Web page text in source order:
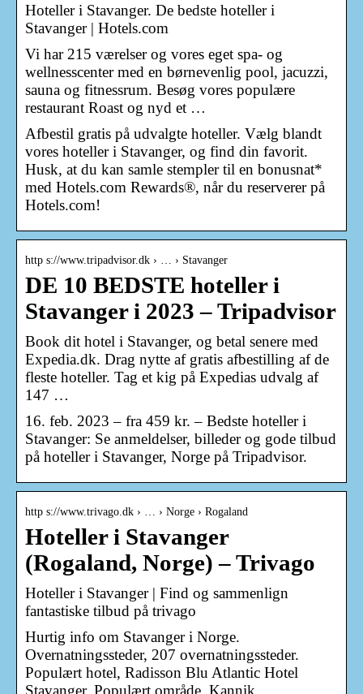
Hoteller i Stavanger. De bedste hoteller i
Stavanger | Hotels.com
Vi har 215 værelser og vores eget spa- og
wellnesscenter med en børnevenlig pool, jacuzzi,
sauna og fitnessrum. Besøg vores populære
restaurant Roast og nyd et …
Afbestil gratis på udvalgte hoteller. Vælg blandt
vores hoteller i Stavanger, og find din favorit.
Husk, at du kan samle stempler til en bonusnat*
med Hotels.com Rewards®, når du reserverer på
Hotels.com!
http s://www.tripadvisor.dk › … › Stavanger
DE 10 BEDSTE hoteller i
Stavanger i 2023 – Tripadvisor
Book dit hotel i Stavanger, og betal senere med
Expedia.dk. Drag nytte af gratis afbestilling af de
fleste hoteller. Tag et kig på Expedias udvalg af
147 …
16. feb. 2023 – fra 459 kr. – Bedste hoteller i
Stavanger: Se anmeldelser, billeder og gode tilbud
på hoteller i Stavanger, Norge på Tripadvisor.
http s://www.trivago.dk › … › Norge › Rogaland
Hoteller i Stavanger
(Rogaland, Norge) – Trivago
Hoteller i Stavanger | Find og sammenlign
fantastiske tilbud på trivago
Hurtig info om Stavanger i Norge.
Overnatningssteder, 207 overnatningssteder.
Populært hotel, Radisson Blu Atlantic Hotel
Stavanger. Populært område, Kannik.